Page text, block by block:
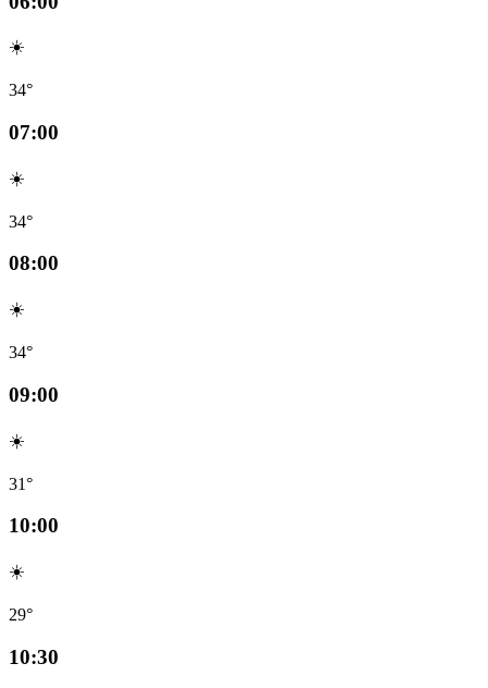
☀️
34°
07:00
☀️
34°
08:00
☀️
34°
09:00
☀️
31°
10:00
☀️
29°
10:30